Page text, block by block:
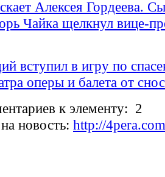
Алексея Гордеева.
Чайка щелкнул вице-
вступил в игру по
оперы и балета от
к элементу: 2
новость: http://